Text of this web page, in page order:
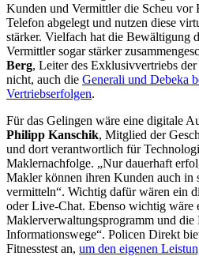
Kunden und Vermittler die Scheu vor
Telefon abgelegt und nutzen diese
stärker. Vielfach hat die Bewältigung
Vermittler sogar stärker
Berg, Leiter des Exklusivvertriebs
nicht, auch die Generali und Debeka
Vertriebserfolgen.
Für das Gelingen wäre eine digitale
Philipp Kanschik, Mitglied der
und dort verantwortlich für
Maklernachfolge. „Nur dauerhaft
Makler können ihren Kunden auch in
vermitteln“. Wichtig dafür wären ein
oder Live-Chat. Ebenso wichtig wäre
Maklerverwaltungsprogramm und
Informationswege“. Policen Direkt
Fitnesstest an, um den eigenen